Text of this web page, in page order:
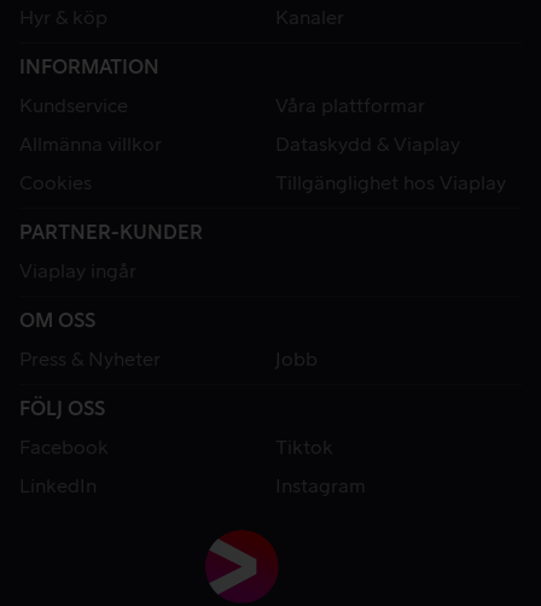
Hyr & köp
Kanaler
INFORMATION
Kundservice
Våra plattformar
Allmänna villkor
Dataskydd & Viaplay
Cookies
Tillgänglighet hos Viaplay
PARTNER-KUNDER
Viaplay ingår
OM OSS
Press & Nyheter
Jobb
FÖLJ OSS
Facebook
Tiktok
LinkedIn
Instagram